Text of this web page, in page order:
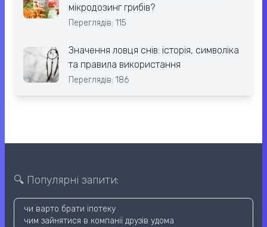
мікродозинг грибів?
Переглядів: 115
Значення ловця снів: історія, символіка
та правила використання
Переглядів: 186
🔍 Популярні запити:
чи варто брати іпотеку
чим зайнятися в компанії друзів удома